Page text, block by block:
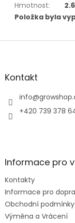
Hmotnost:
Položka byla
Z
aKontakt
info@
+420 739 378
Informace pro
Kontakty
Informace pro
Obchodní podmínky
Výměna a Vrácení